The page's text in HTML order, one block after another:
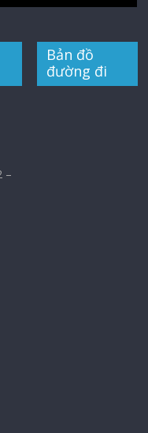
–
Bản đồ
đường đi